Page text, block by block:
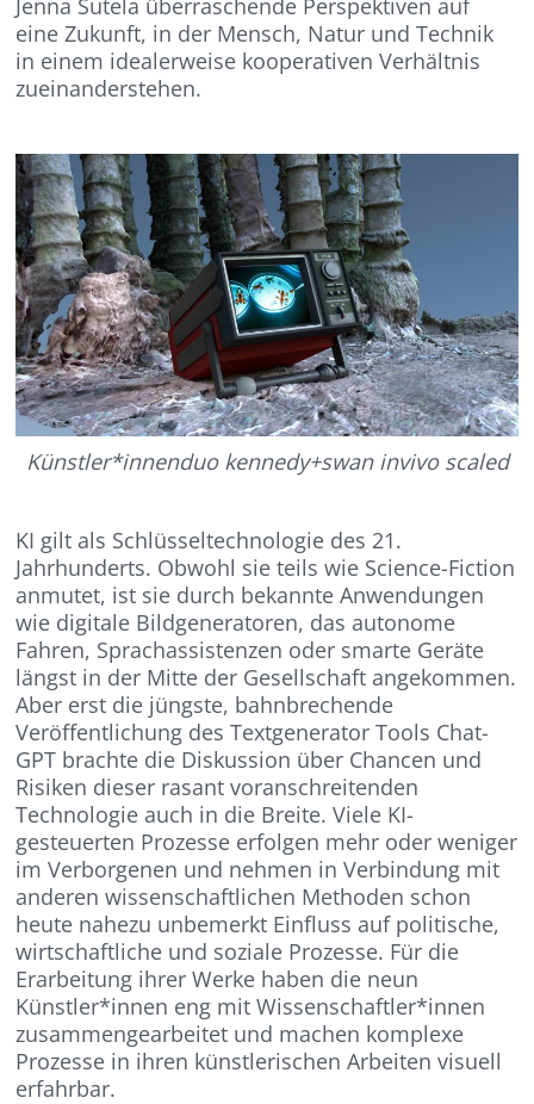
eine Zukunft, in der Mensch, Natur und Technik
in einem idealerweise kooperativen Verhältnis
zueinanderstehen.
Künstler*innenduo kennedy+swan invivo scaled
KI gilt als Schlüsseltechnologie des 21.
Jahrhunderts. Obwohl sie teils wie Science-Fiction
anmutet, ist sie durch bekannte Anwendungen
wie digitale Bildgeneratoren, das autonome
Fahren, Sprachassistenzen oder smarte Geräte
längst in der Mitte der Gesellschaft angekommen.
Aber erst die jüngste, bahnbrechende
Veröffentlichung des Textgenerator Tools Chat-
GPT brachte die Diskussion über Chancen und
Risiken dieser rasant voranschreitenden
Technologie auch in die Breite. Viele KI-
gesteuerten Prozesse erfolgen mehr oder weniger
im Verborgenen und nehmen in Verbindung mit
anderen wissenschaftlichen Methoden schon
heute nahezu unbemerkt Einfluss auf politische,
wirtschaftliche und soziale Prozesse. Für die
Erarbeitung ihrer Werke haben die neun
Künstler*innen eng mit Wissenschaftler*innen
zusammengearbeitet und machen komplexe
Prozesse in ihren künstlerischen Arbeiten visuell
erfahrbar.